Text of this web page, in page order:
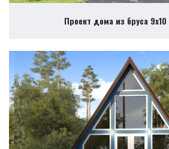
Проект дома из бруса